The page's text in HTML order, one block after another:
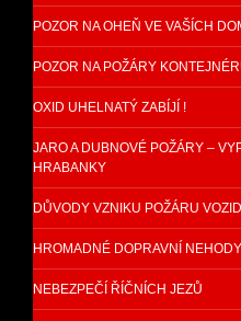
POZOR NA OHEŇ VE VAŠÍCH
POZOR NA POŽÁRY
OXID UHELNATÝ ZABÍJÍ !
JARO A DUBNOVÉ POŽÁRY –
HRABANKY
DŮVODY VZNIKU POŽÁRU
HROMADNÉ DOPRAVNÍ
NEBEZPEČÍ ŘÍČNÍCH JEZŮ